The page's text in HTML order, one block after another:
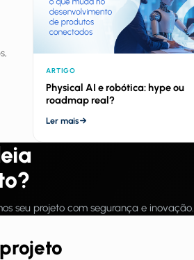
ARTIGO
Physical AI e robótica: hype ou
roadmap real?
Ler mais
seu projeto com segurança e inovação.